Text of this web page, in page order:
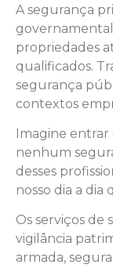
A segurança
propriedades
qualificados.
segurança
contextos
Imagine
nenhum
desses
nosso dia a
Os serviços de
vigilância
armada,